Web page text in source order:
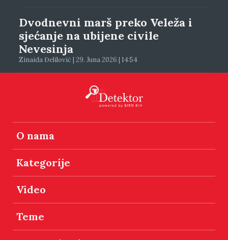
Dvodnevni marš preko Veleža i
sjećanje na ubijene civile
Nevesinja
Zinaida Đelilović | 29. Juna 2026 | 14:54
O nama
Kategorije
Video
Teme